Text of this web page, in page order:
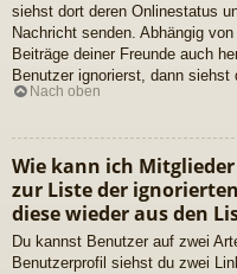
siehst dort deren Onlinestatus
Nachricht senden. Abhängig
Beiträge deiner Freunde auch
Benutzer ignorierst, dann
Nach oben
Wie kann ich
zur Liste der
diese wieder aus den
Du kannst Benutzer auf zwei
Benutzerprofil siehst du zwei